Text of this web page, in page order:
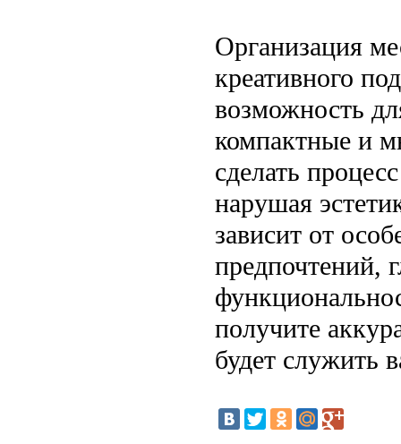
Организация
креативного
возможность
компактные и
сделать
нарушая
зависит от
предпочтений,
получите
будет служить